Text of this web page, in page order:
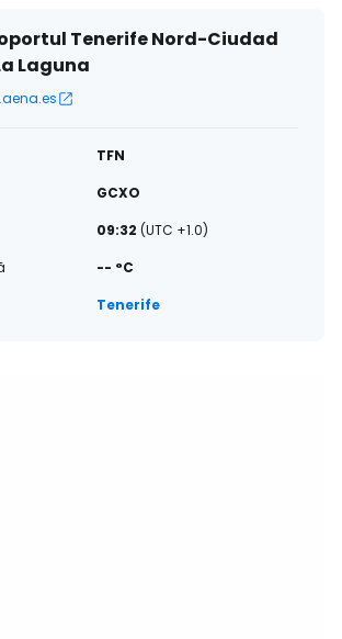
Tenerife Nord-Ciudad
Laguna
TFN
GCXO
09:32 (UTC +1.0)
-- °C
Tenerife